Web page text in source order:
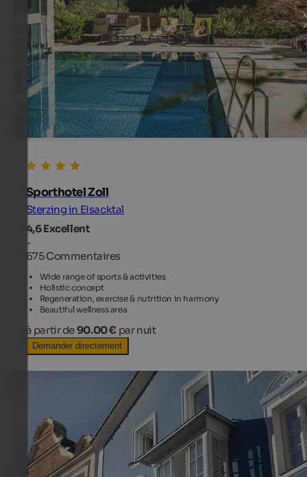
Sporthotel Zoll
Sterzing in Eisacktal
4,6Excellent
-
675 Commentaires
Wide range of sports & activities
Holistic concept
Regeneration, exercise & nutrition in harmony
Beautiful wellness area
à partir de90.00 € par nuit
Demander directement